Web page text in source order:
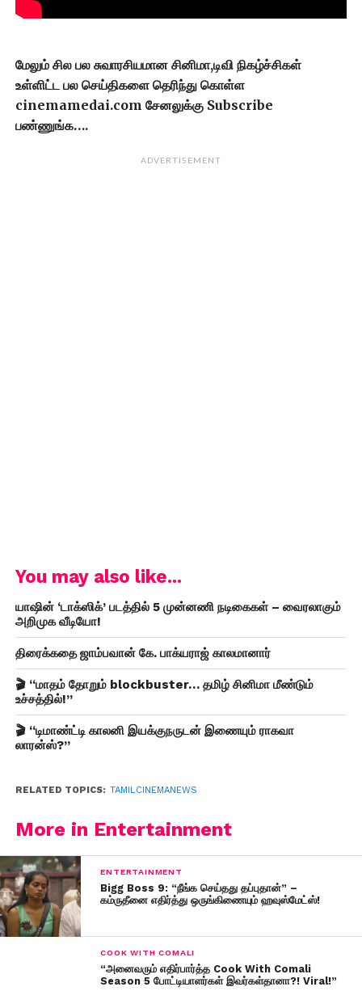
மேலும் சில பல சுவாரசியமான சினிமா,டிவி நிகழ்ச்சிகள்
உள்ளிட்ட பல செய்திகளை தெரிந்து கொள்ள
cinemamedai.com சேனலுக்கு Subscribe
பண்ணுங்க….
ADVERTISEMENT
You may also like...
யாஷின் ‘டாக்ஸிக்’ படத்தில் 5 முன்னணி நடிகைகள் – வைரலாகும்
அறிமுக வீடியோ!
திரைக்கதை ஜாம்பவான் கே. பாக்யராஜ் காலமானார்
🎬 “மாதம் தோறும் blockbuster… தமிழ் சினிமா மீண்டும்
உச்சத்தில்!”
🎬 “டிமாண்ட்டி காலனி இயக்குநருடன் இணையும் ராகவா
லாரன்ஸ்?”
RELATED TOPICS: TAMILCINEMANEWS
More in Entertainment
ENTERTAINMENT
Bigg Boss 9: “நீங்க செய்தது தப்புதான்” –
கம்ருதீனை எதிர்த்து ஒருங்கிணையும் ஹவுஸ்மேட்ஸ்!
COOK WITH COMALI
“அனைவரும் எதிர்பார்த்த Cook With Comali
Season 5 போட்டியாளர்கள் இவர்கள்தானா?! Viral!”